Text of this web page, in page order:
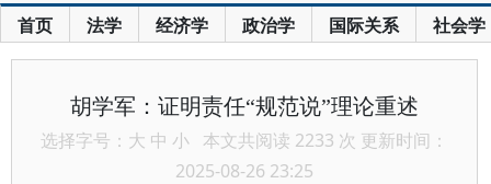
首页 法学 经济学 政治学 国际关系 社会学
胡学军：证明责任“规范说”理论重述
选择字号： 大 中 小 本文共阅读 2233 次 更新时间：
2025-08-26 23:25